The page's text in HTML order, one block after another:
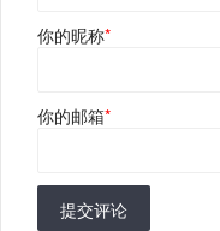
你的昵称*
你的邮箱*
提交评论